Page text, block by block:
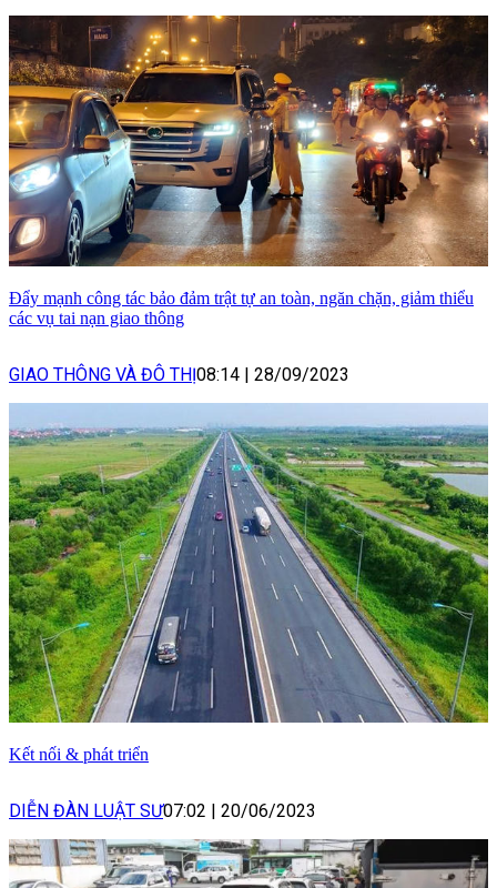
Đẩy mạnh công tác bảo đảm trật tự an toàn, ngăn chặn, giảm thiểu
các vụ tai nạn giao thông
GIAO THÔNG VÀ ĐÔ THỊ08:14 28/09/2023
Kết nối & phát triển
DIỄN ĐÀN LUẬT SƯ07:02 20/06/2023